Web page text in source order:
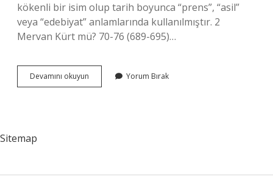
kökenli bir isim olup tarih boyunca “prens”, “asil”
veya “edebiyat” anlamlarında kullanılmıştır. 2
Mervan Kürt mü? 70-76 (689-695)…
Devamını okuyun
Ismi
Yorum Bırak
Sitemap